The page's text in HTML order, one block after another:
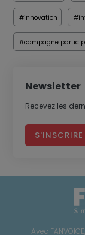
#innovation
#campagne
Newsletter
Recevez les
S'INSCRIRE
Avec